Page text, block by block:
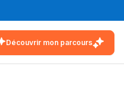
Découvrir mon parcours